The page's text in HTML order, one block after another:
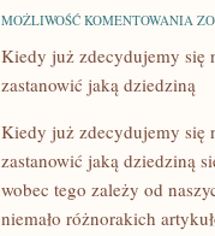
MOŻLIWOŚĆ KOMENTOWANIA
SIĘ
SIĘ
Kiedy już zdecydujemy się
zastanowić jaką dziedziną
Kiedy już zdecydujemy się
zastanowić jaką dziedziną
wobec tego zależy od
niemało różnorakich